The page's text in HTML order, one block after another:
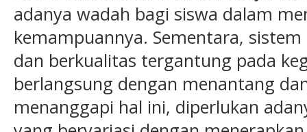
adanya wadah bagi siswa dalam
kemampuannya. Sementara,
dan berkualitas tergantung pada
berlangsung dengan menantang
menanggapi hal ini, diperlukan